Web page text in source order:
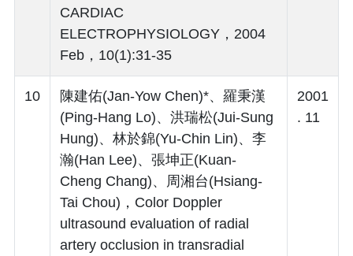
CARDIAC
ELECTROPHYSIOLOGY，2004
Feb，10(1):31-35
10
陳建佑(Jan-Yow Chen)*、羅秉漢
(Ping-Hang Lo)、洪瑞松(Jui-Sung
Hung)、林於錦(Yu-Chin Lin)、李
瀚(Han Lee)、張坤正(Kuan-
Cheng Chang)、周湘台(Hsiang-
Tai Chou)，Color Doppler
ultrasound evaluation of radial
artery occlusion in transradial
2001
. 11